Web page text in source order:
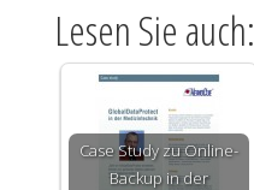
Lesen Sie auch:
Case Study zu Online-
Backup in der